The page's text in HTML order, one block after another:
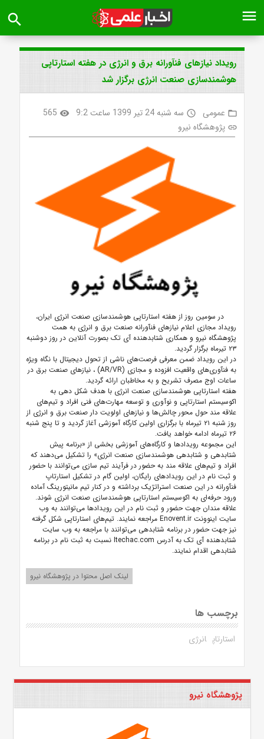
menu
search
رویداد نیازهای فنآورانه برق و انرژی در هفته استارتاپی
هوشمندسازی صنعت انرژی برگزار شد
folder_open عمومی access_time سه شنبه 24 تیر 1399 ساعت 9:2 visibility
565
link پژوهشگاه نیرو
در سومین روز از هفته استارتاپی هوشمندسازی صنعت انرژی ایران،
رویداد مجازی اعلام نیازهای فنآورانه صنعت برق و انرژی به همت
پژوهشگاه نیرو و همکاری شتابدهنده آی تک بصورت آنلاین در روز دوشنبه
۲۳ تیرماه برگزار گردید.
در این رویداد ضمن معرفی فرصت‌های ناشی از تحول دیجیتال با نگاه ویژه
به فنآوری‌های واقعیت افزوده و مجازی (AR/VR) ، نیازهای صنعت برق در
ساعات اوج مصرف تشریح و به مخاطبان ارائه گردید.
هفته استارتاپی هوشمندسازی صنعت انرژی با هدف شکل دهی به
اکوسیستم استارتاپی و نوآوری و توسعه مهارت‌های فنی افراد و تیم‌های
علاقه مند حول محور چالش‌ها و نیازهای اولویت دار صنعت برق و انرژی از
روز شنبه ۲۱ تیرماه با برگزاری اولین کارگاه آموزشی آغاز گردید و تا پنج شنبه
۲۶ تیرماه ادامه خواهد یافت.
این مجموعه رویدادها و کارگاه‌های آموزشی بخشی از «برنامه پیش
شتابدهی و شتابدهی هوشمندسازی صنعت انرژی» را تشکیل می‌دهند که
افراد و تیم‌های علاقه مند به حضور در فرآیند تیم سازی می‌توانند با حضور
و ثبت نام در این رویدادهای رایگان، اولین گام در تشکیل استارتاپ
فنآورانه در این صنعت استراتژیک برداشته و در کنار تیم مانیتورینگ آماده
ورود حرفه‌ای به اکوسیستم استارتاپی هوشمندسازی صنعت انرژی شوند.
علاقه مندان جهت حضور و ثبت نام در این رویداد‌ها می‌توانند به وب
سایت اینوونت Enovent.ir مراجعه نمایند. تیم‌های استارتاپی شکل گرفته
نیز جهت حضور در برنامه شتابدهی می‌توانند با مراجعه به وب سایت
شتابدهنده آی تک به آدرس Itechac.com نسبت به ثبت نام در برنامه
شتابدهی اقدام نمایند.
لینک اصل محتوا در پژوهشگاه نیرو
برچسب ها
استارتاپ انرژی
پژوهشگاه نیرو